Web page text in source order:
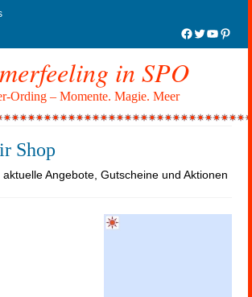
Facebook
Twitter
in SPO
Ording – Momente. Magie. Meer
Shop
Angebote, Gutscheine und Aktionen